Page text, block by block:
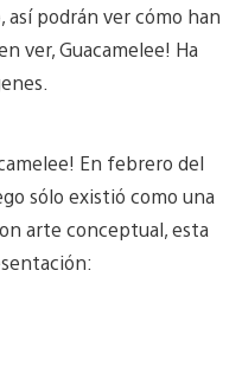
podrán ver cómo han
ver, Guacamelee! Ha
En febrero del
sólo existió como una
arte conceptual, esta